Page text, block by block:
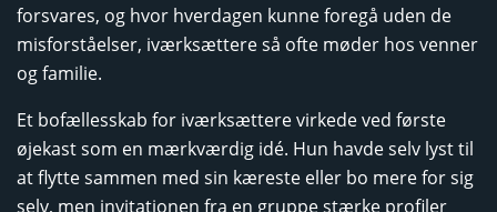
forsvares, og hvor hverdagen kunne foregå uden de
misforståelser, iværksættere så ofte møder hos venner
og familie.
Et bofællesskab for iværksættere virkede ved første
øjekast som en mærkværdig idé. Hun havde selv lyst til
at flytte sammen med sin kæreste eller bo mere for sig
selv, men invitationen fra en gruppe stærke profiler